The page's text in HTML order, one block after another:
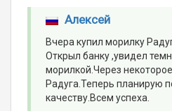
Алексей
Вчера купил морилку
Открыл банку ,увидел
морилкой.Через
Радуга.Теперь планирую
качеству.Всем успеха.